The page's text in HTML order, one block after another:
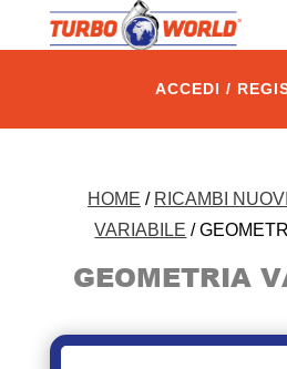
ACCEDI /
HOME / RICAMBI NUOVI
VARIABILE /
GEOMETRIA